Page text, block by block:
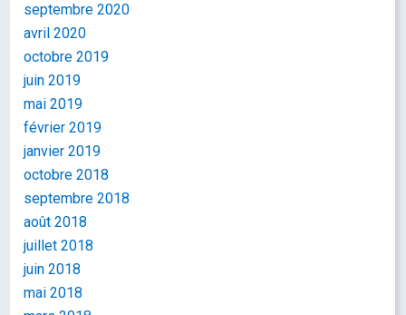
septembre 2020
avril 2020
octobre 2019
juin 2019
mai 2019
février 2019
janvier 2019
octobre 2018
septembre 2018
août 2018
juillet 2018
juin 2018
mai 2018